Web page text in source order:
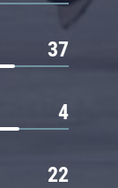
37
4
22